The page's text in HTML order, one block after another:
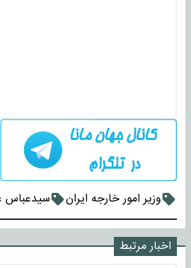
وزیر امور خارجه ایران سیدعباس
اخبار مرتبط